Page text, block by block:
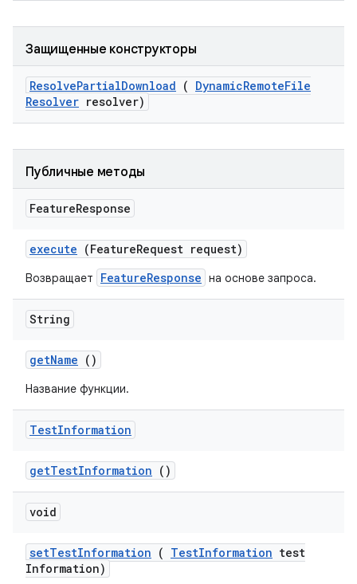
Защищенные конструкторы
ResolvePartialDownload ( DynamicRemoteFile
Resolver resolver)
Публичные методы
FeatureResponse
execute (FeatureRequest request)
Возвращает FeatureResponse на основе запроса.
String
getName ()
Название функции.
TestInformation
getTestInformation ()
void
setTestInformation ( TestInformation test
Information)